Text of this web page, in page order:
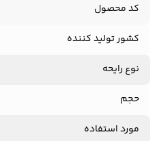
کد محصول
کشور تولید کننده
نوع رایحه
حجم
مورد استفاده